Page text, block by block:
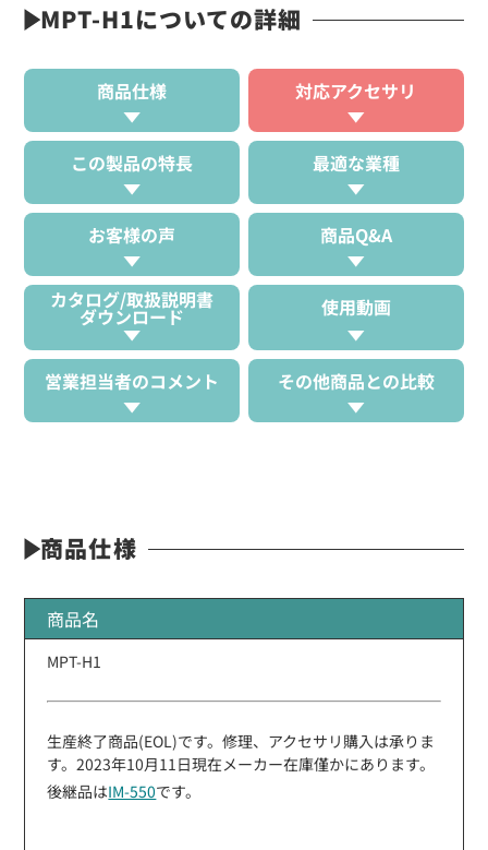
MPT-H1についての詳細
商品仕様 対応アクセサリ
この製品の特長 最適な業種
お客様の声 商品Q&A
カタログ/取扱説明書
ダウンロード 使用動画
営業担当者のコメント その他商品との比較
商品仕様
商品名
MPT-H1
生産終了商品(EOL)です。修理、アクセサリ購入は承りま
す。2023年10月11日現在メーカー在庫僅かにあります。
後継品はIM-550です。